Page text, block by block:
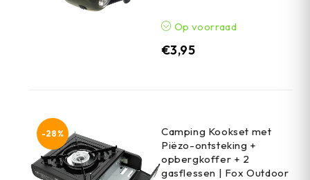
Op voorraad
€3,95
-28%
Camping Kookset met
Piëzo-ontsteking +
opbergkoffer + 2
gasflessen | Fox Outdoor